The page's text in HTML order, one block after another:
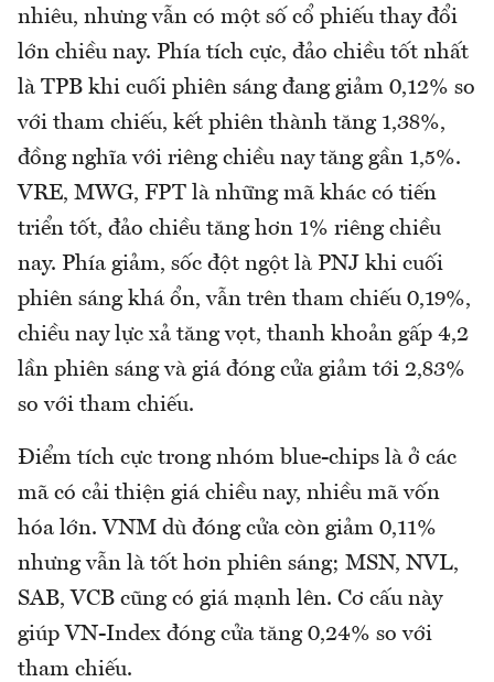
nhiêu, nhưng vẫn có một số cổ phiếu thay đổi
lớn chiều nay. Phía tích cực, đảo chiều tốt nhất
là TPB khi cuối phiên sáng đang giảm 0,12% so
với tham chiếu, kết phiên thành tăng 1,38%,
đồng nghĩa với riêng chiều nay tăng gần 1,5%.
VRE, MWG, FPT là những mã khác có tiến
triển tốt, đảo chiều tăng hơn 1% riêng chiều
nay. Phía giảm, sốc đột ngột là PNJ khi cuối
phiên sáng khá ổn, vẫn trên tham chiếu 0,19%,
chiều nay lực xả tăng vọt, thanh khoản gấp 4,2
lần phiên sáng và giá đóng cửa giảm tới 2,83%
so với tham chiếu.
Điểm tích cực trong nhóm blue-chips là ở các
mã có cải thiện giá chiều nay, nhiều mã vốn
hóa lớn. VNM dù đóng cửa còn giảm 0,11%
nhưng vẫn là tốt hơn phiên sáng; MSN, NVL,
SAB, VCB cũng có giá mạnh lên. Cơ cấu này
giúp VN-Index đóng cửa tăng 0,24% so với
tham chiếu.